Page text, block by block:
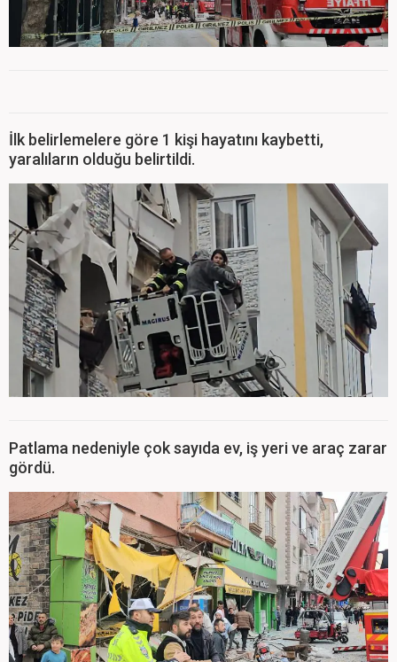
İlk belirlemelere göre 1 kişi hayatını kaybetti,
yaralıların olduğu belirtildi.
Patlama nedeniyle çok sayıda ev, iş yeri ve araç zarar
gördü.